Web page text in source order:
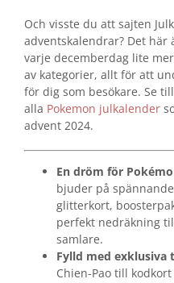
Och visste du att sajten
adventskalendrar? Det här
varje decemberdag lite
av kategorier, allt för att
för dig som besökare. Se
alla Pokemon julkalender
advent 2024.
En dröm för
bjuder på
glitterkort,
perfekt nedräkning
samlare.
Fylld med exklusiva
Chien-Pao till